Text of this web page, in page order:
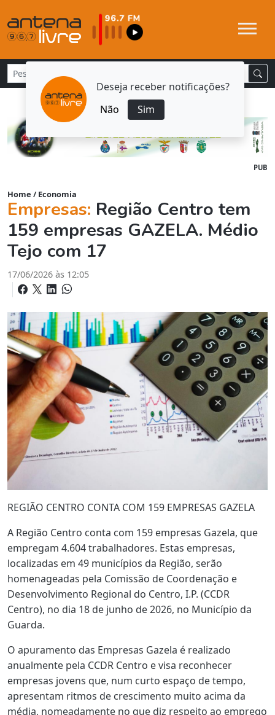
Deseja receber notificações?
Não
Sim
PUB
Home / Economia
Empresas: Região Centro tem
159 empresas GAZELA. Médio
Tejo com 17
17/06/2026 às 12:05
REGIÃO CENTRO CONTA COM 159 EMPRESAS GAZELA
A Região Centro conta com 159 empresas Gazela, que
empregam 4.604 trabalhadores. Estas empresas,
localizadas em 49 municípios da Região, serão
homenageadas pela Comissão de Coordenação e
Desenvolvimento Regional do Centro, I.P. (CCDR
Centro), no dia 18 de junho de 2026, no Município da
Guarda.
O apuramento das Empresas Gazela é realizado
anualmente pela CCDR Centro e visa reconhecer
empresas jovens que, num curto espaço de tempo,
apresentam ritmos de crescimento muito acima da
média, nomeadamente no que diz respeito ao emprego